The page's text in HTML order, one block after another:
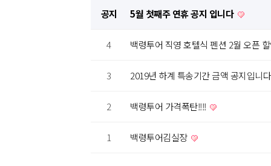
공지 5월 첫째주 연휴 공지 입니다
4 백령투어 직영 호텔식 펜션 2월 오픈
3 2019년 하계 특송기간 금액 공지입니
2 백령투어 가격폭탄!!!!
1 백령투어김실장